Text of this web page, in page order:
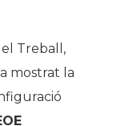
Treball,
mostrat la